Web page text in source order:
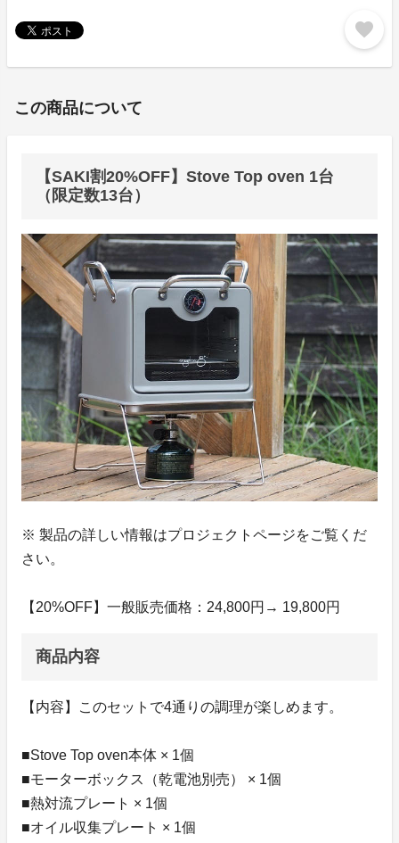
favorite
この商品について
【SAKI割20%OFF】Stove Top oven 1台
（限定数13台）
※ 製品の詳しい情報はプロジェクトページをご覧くだ
さい。
【20%OFF】一般販売価格：24,800円→ 19,800円
商品内容
【内容】このセットで4通りの調理が楽しめます。
■Stove Top oven本体 × 1個
■モーターボックス（乾電池別売） × 1個
■熱対流プレート × 1個
■オイル収集プレート × 1個